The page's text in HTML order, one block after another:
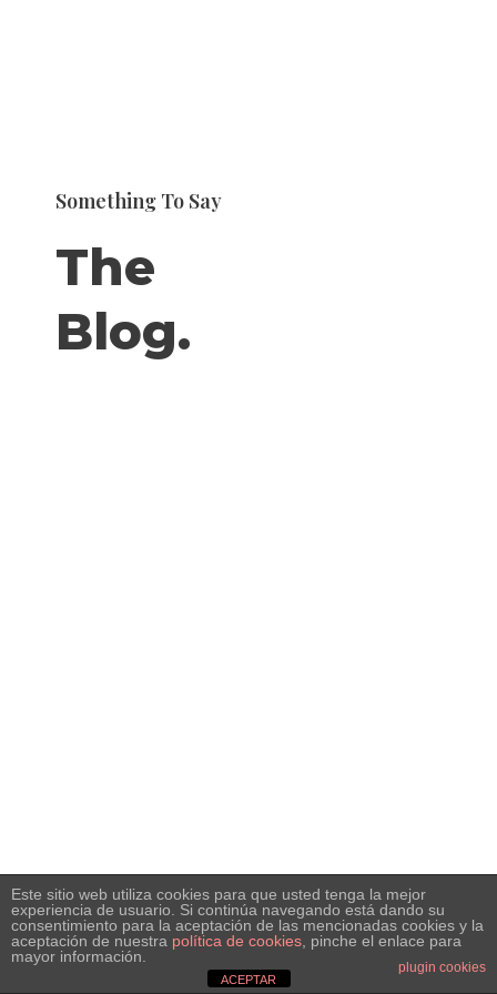
Something To Say
The
Blog.
Este sitio web utiliza cookies para que usted tenga la mejor
experiencia de usuario. Si continúa navegando está dando su
consentimiento para la aceptación de las mencionadas cookies y la
aceptación de nuestra política de cookies , pinche el enlace para
mayor información.
plugin cookies
ACEPTAR